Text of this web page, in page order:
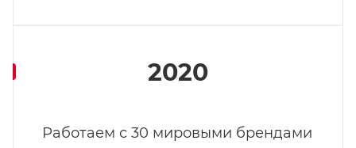
2020
Работаем с 30 мировыми брендами